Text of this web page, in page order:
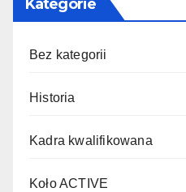
Kategorie
Bez kategorii
Historia
Kadra kwalifikowana
Koło ACTIVE